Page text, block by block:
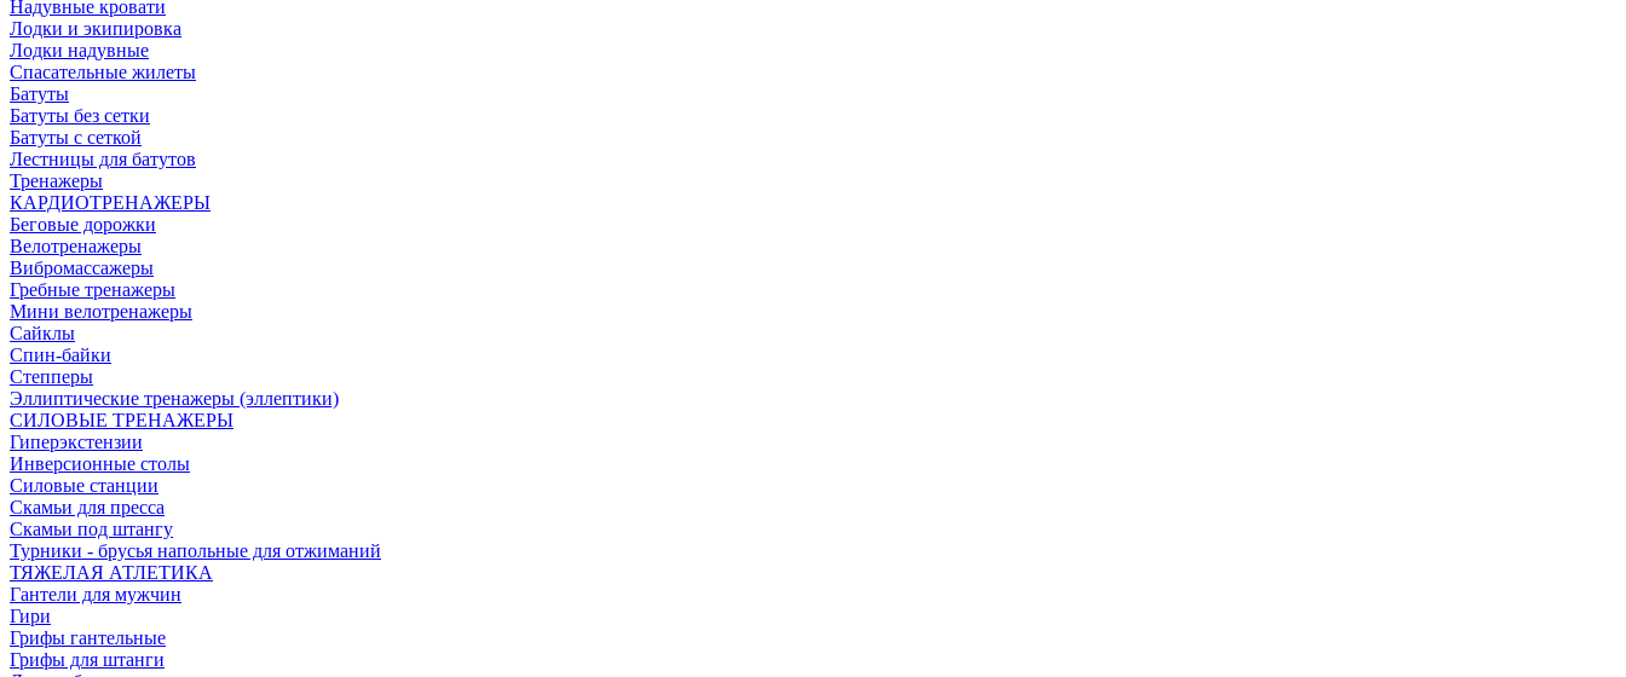
Надувные кровати
Лодки и экипировка
Лодки надувные
Спасательные жилеты
Батуты
Батуты без сетки
Батуты с сеткой
Лестницы для батутов
Тренажеры
КАРДИОТРЕНАЖЕРЫ
Беговые дорожки
Велотренажеры
Вибромассажеры
Гребные тренажеры
Мини велотренажеры
Сайклы
Спин-байки
Степперы
Эллиптические тренажеры (эллептики)
СИЛОВЫЕ ТРЕНАЖЕРЫ
Гиперэкстензии
Инверсионные столы
Силовые станции
Скамьи для пресса
Скамьи под штангу
Турники - брусья напольные для отжиманий
ТЯЖЕЛАЯ АТЛЕТИКА
Гантели для мужчин
Гири
Грифы гантельные
Грифы для штанги